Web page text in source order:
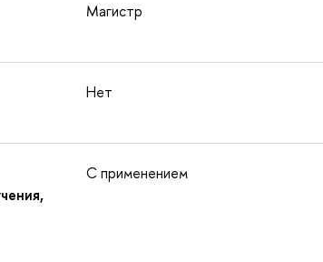
Магистр
Нет
С применением